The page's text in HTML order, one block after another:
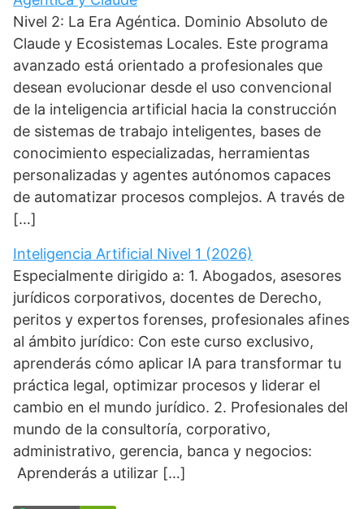
Nivel 2: La Era Agéntica. Dominio Absoluto de
Claude y Ecosistemas Locales. Este programa
avanzado está orientado a profesionales que
desean evolucionar desde el uso convencional
de la inteligencia artificial hacia la construcción
de sistemas de trabajo inteligentes, bases de
conocimiento especializadas, herramientas
personalizadas y agentes autónomos capaces
de automatizar procesos complejos. A través de
[…]
Inteligencia Artificial Nivel 1 (2026)
Especialmente dirigido a: 1. Abogados, asesores
jurídicos corporativos, docentes de Derecho,
peritos y expertos forenses, profesionales afines
al ámbito jurídico: Con este curso exclusivo,
aprenderás cómo aplicar IA para transformar tu
práctica legal, optimizar procesos y liderar el
cambio en el mundo jurídico. 2. Profesionales del
mundo de la consultoría, corporativo,
administrativo, gerencia, banca y negocios:
Aprenderás a utilizar […]